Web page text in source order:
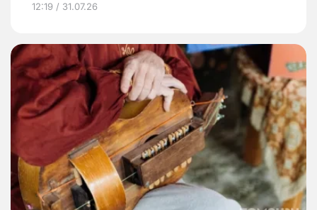
12:19 / 31.07.26